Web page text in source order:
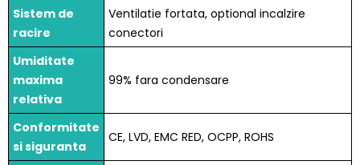
Sistem de
racire
Ventilatie fortata, optional incalzire
conectori
Umiditate
maxima
relativa
99% fara condensare
Conformitate
si siguranta
CE, LVD, EMC RED, OCPP, ROHS